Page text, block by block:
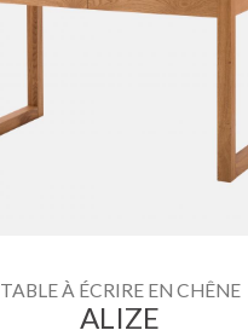
TABLE À ÉCRIRE EN CHÊNE
ALIZE